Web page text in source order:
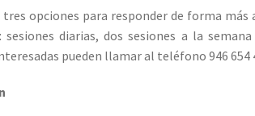
tres opciones para responder de forma más
sesiones diarias, dos sesiones a la
pueden llamar al teléfono 946 654